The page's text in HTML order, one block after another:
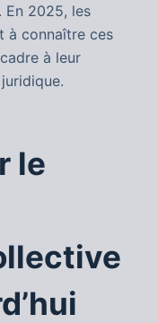
En 2025, les
connaître ces
à leur
le